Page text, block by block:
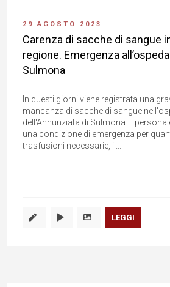
29 AGOSTO 2023
Carenza di sacche di sangue
regione. Emergenza
Sulmona
In questi giorni viene registrata una
mancanza di sacche di sangue
dell'Annunziata di Sulmona. Il
una condizione di emergenza per
trasfusioni necessarie, il...
LEGGI